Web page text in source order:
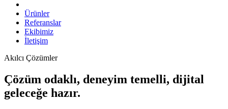
Ürünler
Referanslar
Ekibimiz
İletişim
Akılcı Çözümler
Çözüm odaklı, deneyim temelli, dijital
geleceğe hazır.